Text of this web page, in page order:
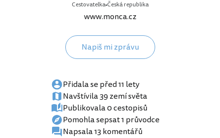
CestovatelkaČeská republika
www.monca.cz
Napiš mi zprávu
Přidala se před 11 lety
Navštívila 39 zemí světa
Publikovala 0 cestopisů
Pomohla sepsat 1 průvodce
Napsala 13 komentářů